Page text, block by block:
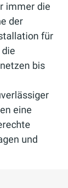
immer die
der
für
bis
eine
und